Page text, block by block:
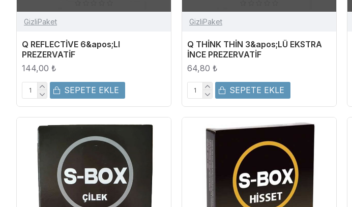
GizliPaket
Q REFLECTİVE 6&apos;LI
PREZERVATİF
144,00 ₺
SEPETE EKLE
GizliPaket
Q THİNK THİN 3&apos;LÜ EKSTRA
İNCE PREZERVATİF
64,80 ₺
SEPETE EKLE